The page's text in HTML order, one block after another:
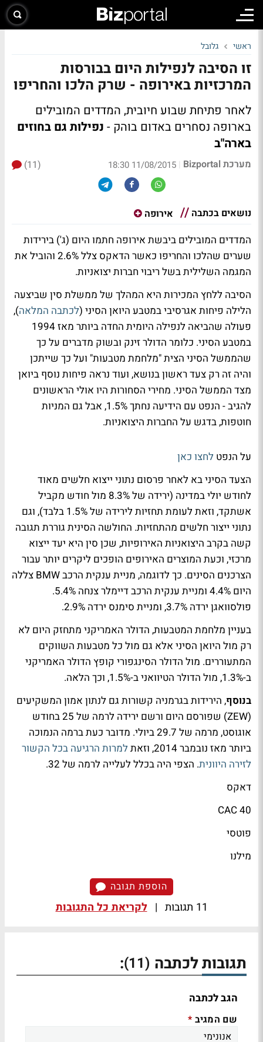
ראשי גלובל
זו הסיבה לנפילות היום בבורסות
המרכזיות באירופה - שרק הלכו והחריפו
לאחר פתיחת שבוע חיובית, המדדים המובילים
בארופה נסחרים באדום בוהק - נפילות גם בחוזים
בארה"ב
מערכת Bizportal |
11/08/2015 18:30
(11)
נושאים בכתבה אירופה
המדדים המובילים ביבשת אירופה חתמו היום (ג') בירידות
שערים שהלכו והחריפו כאשר הדאקס צלל 2.6% והוביל את
המגמה השלילית בשל ריבוי חברות יצואניות.
הסיבה ללחץ המכירות היא המהלך של ממשלת סין שביצעה
הלילה פיחות אגרסיבי במטבע היואן הסיני (לכתבה המלאה),
פעולה שהביאה לנפילה היומית החדה ביותר מאז 1994
במטבע הסיני. כלומר הדולר זינק ובשוק מדברים על כך
שהממשל הסיני הצית "מלחמת מטבעות" ועל כך שייתכן
והיה זה רק צעד ראשון בנושא, ועוד נראה פיחות נוסף ביואן
מצד הממשל הסיני. מחירי הסחורות היו אולי הראשונים
להגיב - הנפט עם הידיעה נחתך 1.5%, אבל גם המניות
חוטפות, בדגש על החברות היצואניות.
על הנפט לחצו כאן
הצעד הסיני בא לאחר פרסום נתוני ייצוא חלשים מאוד
לחודש יולי במדינה (ירידה של 8.3% מול חודש מקביל
אשתקד, וזאת לעומת תחזיות לירידה של 1.5% בלבד), וגם
נתוני ייצור חלשים מהתחזיות. החולשה הסינית גוררת תגובה
קשה בקרב היצואניות האירופיות, שכן סין היא יעד ייצוא
מרכזי, וכעת המוצרים האירופים הופכים ליקרים יותר עבור
הצרכנים הסינים. כך לדוגמה, מניית ענקית הרכב BMW צללה
היום 4.4% ומניית ענקית הרכב דיימלר צנחה 5.4%.
פולסוואגן ירדה 3.7%, ומניית סימנס ירדה 2.9%.
בעניין מלחמת המטבעות, הדולר האמריקני מתחזק היום לא
רק מול היואן הסיני אלא גם מול כל מטבעות השווקים
המתעוררים. מול הדולר הסינגפורי קופץ הדולר האמריקני
ב-1.3%, מול הדולר הטיוואני ב-1.5%, וכך הלאה.
בנוסף, הירידות בגרמניה קשורות גם לנתון אמון המשקיעים
(ZEW) שפורסם היום ורשם ירידה לרמה של 25 בחודש
אוגוסט, מרמה של 29.7 ביולי. מדובר כעת ברמה הנמוכה
ביותר מאז נובמבר 2014, וזאת
למרות הרגיעה בכל הקשור
לזירה היוונית. הצפי היה בכלל לעלייה לרמה של 32.
דאקס
CAC 40
פוטסי
מילנו
הוספת תגובה
11 תגובות | לקריאת כל התגובות
תגובות לכתבה (11)
:
הגב לכתבה
שם המגיב *